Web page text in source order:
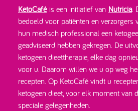
KetoCaféis een initiatief van Nutricia.
bedoeld voor patiënten en verzorgers
hun medisch professional een
geadviseerd hebben gekregen. De
ketogeen dieettherapie, elke dag
voor u. Daarom willen we u op weg
recepten. Op KetoCafé vindt u
ketogeen dieet, voor elk moment van
speciale gelegenheden.